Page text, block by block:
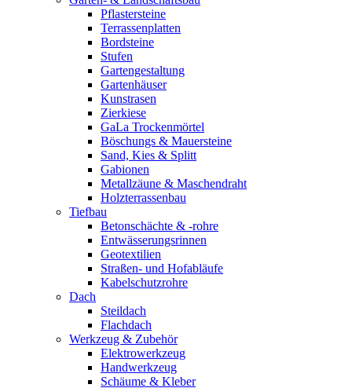
Pflastersteine
Terrassenplatten
Bordsteine
Stufen
Gartengestaltung
Gartenhäuser
Kunstrasen
Zierkiese
GaLa Trockenmörtel
Böschungs & Mauersteine
Sand, Kies & Splitt
Gabionen
Metallzäune & Maschendraht
Holzterrassenbau
Tiefbau
Betonschächte & -rohre
Entwässerungsrinnen
Geotextilien
Straßen- und Hofabläufe
Kabelschutzrohre
Dach
Steildach
Flachdach
Werkzeug & Zubehör
Elektrowerkzeug
Handwerkzeug
Schäume & Kleber